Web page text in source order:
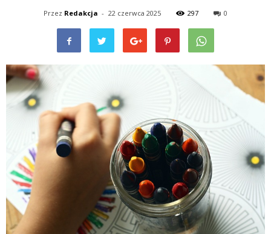
Przez Redakcja - 22 czerwca 2025 297 0